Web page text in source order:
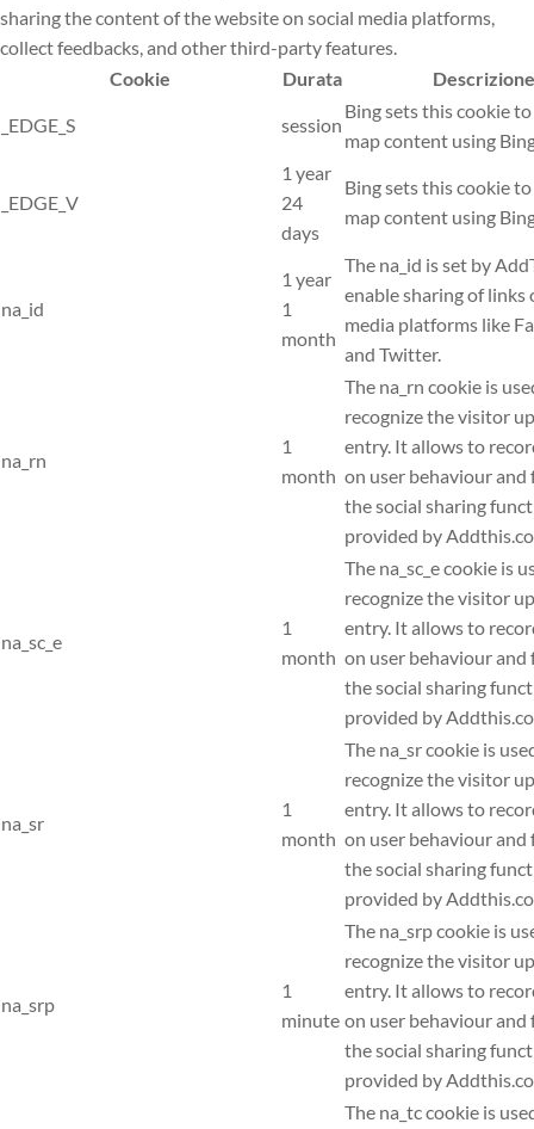
sharing the content of the website on social media platforms,
collect feedbacks, and other third-party features.
Cookie
Durata Descrizione
_EDGE_S session
Bing sets this cookie
map content using
_EDGE_V
1 year
24
days
Bing sets this cookie
map content using
na_id
1 year
1
month
The na_id is set by
enable sharing of links
media platforms like
and Twitter.
na_rn
1
month
The na_rn cookie is
recognize the visitor
entry. It allows to
on user behaviour and
the social sharing
provided by
na_sc_e
1
month
The na_sc_e cookie is
recognize the visitor
entry. It allows to
on user behaviour and
the social sharing
provided by
na_sr
1
month
The na_sr cookie is
recognize the visitor
entry. It allows to
on user behaviour and
the social sharing
provided by
na_srp
1
minute
The na_srp cookie is
recognize the visitor
entry. It allows to
on user behaviour and
the social sharing
provided by
The na_tc cookie is